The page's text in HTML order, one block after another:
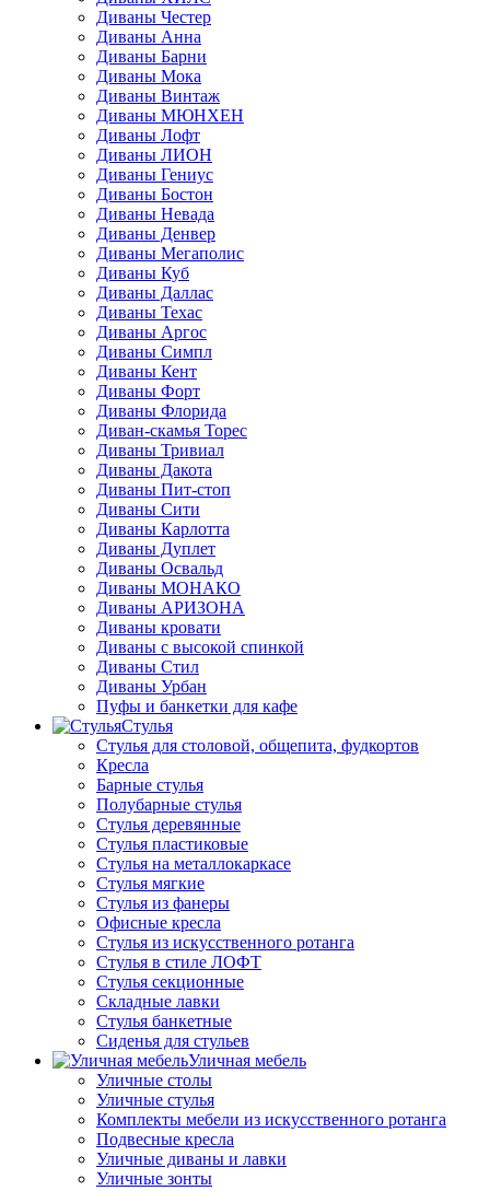
Диваны Честер
Диваны Анна
Диваны Барни
Диваны Мока
Диваны Винтаж
Диваны МЮНХЕН
Диваны Лофт
Диваны ЛИОН
Диваны Гениус
Диваны Бостон
Диваны Невада
Диваны Денвер
Диваны Мегаполис
Диваны Куб
Диваны Даллас
Диваны Техас
Диваны Аргос
Диваны Симпл
Диваны Кент
Диваны Форт
Диваны Флорида
Диван-скамья Торес
Диваны Тривиал
Диваны Дакота
Диваны Пит-стоп
Диваны Сити
Диваны Карлотта
Диваны Дуплет
Диваны Освальд
Диваны МОНАКО
Диваны АРИЗОНА
Диваны кровати
Диваны с высокой спинкой
Диваны Стил
Диваны Урбан
Пуфы и банкетки для кафе
Стулья
Стулья для столовой, общепита, фудкортов
Кресла
Барные стулья
Полубарные стулья
Стулья деревянные
Стулья пластиковые
Стулья на металлокаркасе
Стулья мягкие
Стулья из фанеры
Офисные кресла
Стулья из искусственного ротанга
Стулья в стиле ЛОФТ
Стулья секционные
Складные лавки
Стулья банкетные
Сиденья для стульев
Уличная мебель
Уличные столы
Уличные стулья
Комплекты мебели из искусственного ротанга
Подвесные кресла
Уличные диваны и лавки
Уличные зонты